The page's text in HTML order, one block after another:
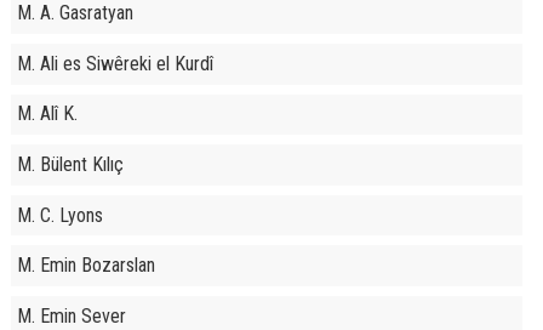
M. A. Gasratyan
M. Ali es Siwêreki el Kurdî
M. Alî K.
M. Bülent Kılıç
M. C. Lyons
M. Emin Bozarslan
M. Emin Sever